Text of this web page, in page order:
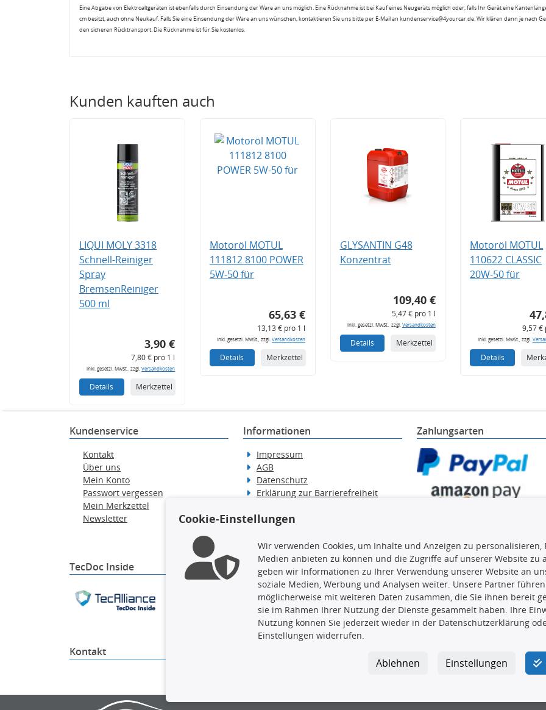
Eine Abgabe von Elektroaltgeräten ist ebenfalls durch Einsendung der Ware an uns möglich. Eine Rücknahme ist bei Kauf eines Neugeräts möglich oder, falls Ihr Gerät eine
cm besitzt, auch ohne Neukauf. Falls Sie eine Einsendung der Ware an uns wünschen, kontaktieren Sie uns bitte per E-Mail an kundenservice@4yourcar.de. Wir klären dann je nach
den sicheren Rücktransport. Die Rücknahme ist für Sie kostenlos.
Kunden kauften auch
LIQUI MOLY 3318
Schnell-Reiniger
Spray
BremsenReiniger
500 ml
3,90 €
7,80 € pro 1 l
inkl. gesetzl. MwSt., zzgl.Versandkosten
Details Merkzettel
Motoröl MOTUL
111812 8100 POWER
5W-50 für
65,63 €
13,13 € pro 1 l
inkl. gesetzl. MwSt., zzgl.Versandkosten
Details Merkzettel
GLYSANTIN G48
Konzentrat
109,40 €
5,47 € pro 1 l
inkl. gesetzl. MwSt., zzgl. Versandkosten
Details Merkzettel
Motoröl MOTUL
110622 CLASSIC
20W-50 für
9,57 €
inkl. gesetzl. MwSt., zzgl.
Details
Kundenservice
Kontakt
Über uns
Mein Konto
Passwort vergessen
Mein Merkzettel
Newsletter
Informationen
Impressum
AGB
Datenschutz
Erklärung zur Barrierefreiheit
Widerrufsbelehrung
Zahlungsarten
TecDoc Inside
Die hier angezeigten Daten, insbesondere die gesamte Datenbank, dürfen nicht kopiert
gesamte Datenbank ohne vorherige Zustimmung TecDocs zu vervielfältigen, zu
ausführen zu lassen. Ein Zuwiderhandeln stellt eine Urheberrechtsverletzung dar und
Kontakt
Cookie-Einstellungen
Wir verwenden Cookies, um Inhalte und Anzeigen zu
Medien anbieten zu können und die Zugriffe auf unserer Website zu
geben wir Informationen zu Ihrer Verwendung unserer Website an
soziale Medien, Werbung und Analysen weiter. Unsere Partner
möglicherweise mit weiteren Daten zusammen, die Sie ihnen bereit
sie im Rahmen Ihrer Nutzung der Dienste gesammelt haben. Ihre
Nutzung können Sie jederzeit wieder in der Datenschutzerklärung
Einstellungen widerrufen.
Einstellungen
Ablehnen